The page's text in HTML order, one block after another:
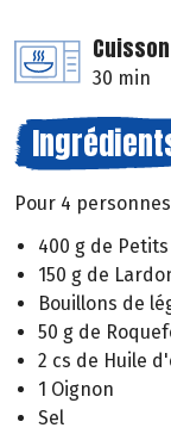
Cuisson
30 min
Pour 4 personnes
400 g de
150 g de
Bouillons de
50 g de
2 cs de Huile
1 Oignon
Sel